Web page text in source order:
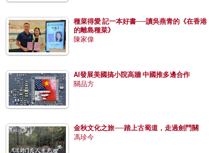
種菜得愛 記一本好書──讀吳燕青的《在香港
的離島種菜》
陳家偉
AI發展美國搞小院高牆 中國推多邊合作
關品方
金秋文化之旅──踏上古蜀道，走過劍門關
馮珍今